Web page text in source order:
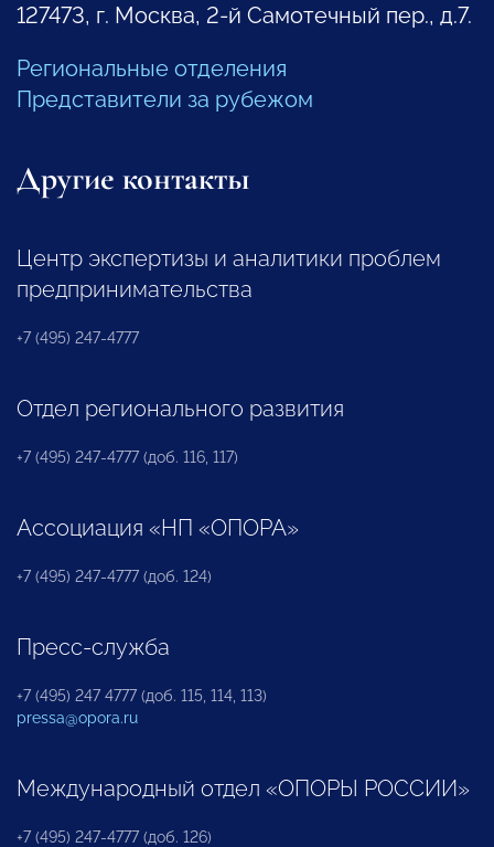
127473, г. Москва, 2-й Самотечный пер., д.7.
Региональные отделения
Представители за рубежом
Другие контакты
Центр экспертизы и аналитики проблем
предпринимательства
+7 (495) 247-4777
Отдел регионального развития
+7 (495) 247-4777 (доб. 116, 117)
Ассоциация «НП «ОПОРА»
+7 (495) 247-4777 (доб. 124)
Пресс-служба
+7 (495) 247 4777 (доб. 115, 114, 113)
pressa@opora.ru
Международный отдел «ОПОРЫ РОССИИ»
+7 (495) 247-4777 (доб. 126)